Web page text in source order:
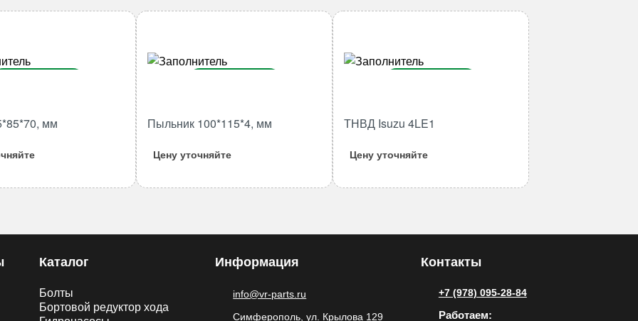
товара
мм
товара
Пыльник 100*115*4, мм
Цену уточняйте
товара
ТНВД Isuzu 4LE1
Цену уточняйте
Каталог
Болты
Бортовой редуктор хода
Информация
info@vr-parts.ru
Симферополь, ул. Крылова 129
Контакты
+7 (978) 095-28-84
Работаем: